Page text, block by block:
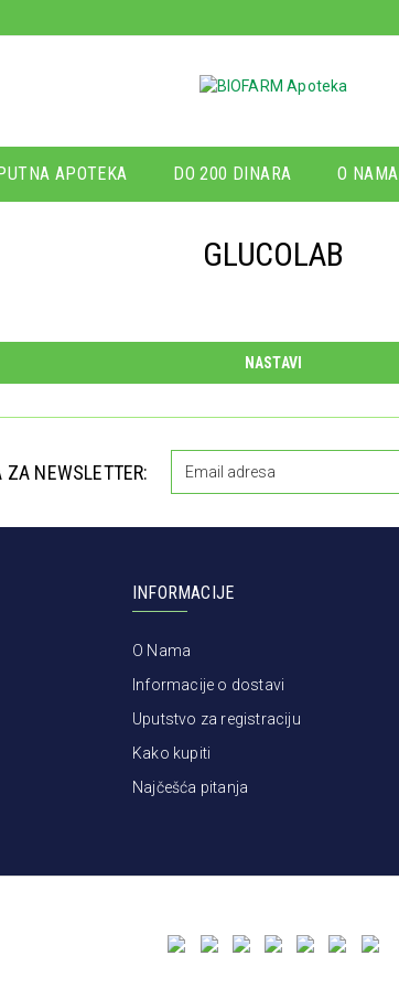
APOTEKA DO 200 DINARA O NAMA
GLUCOLAB
NASTAVI
ZA NEWSLETTER:
INFORMACIJE
O Nama
Informacije o dostavi
Uputstvo za registraciju
Kako kupiti
Najčešća pitanja